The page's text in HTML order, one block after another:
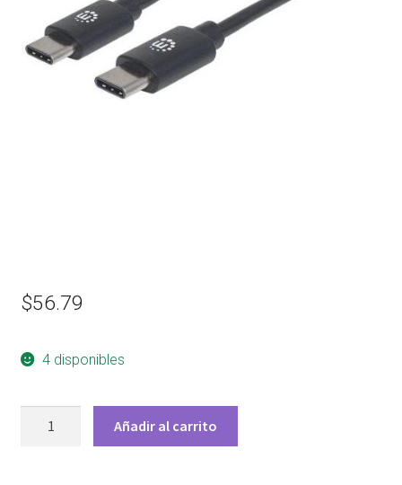
$56.79
4 disponibles
Añadir al carrito